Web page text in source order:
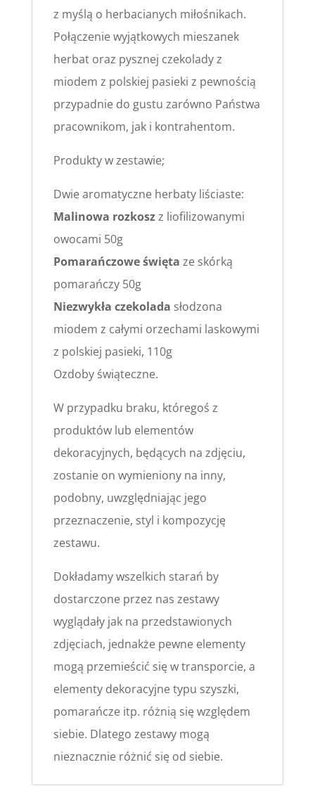
z myślą o herbacianych miłośnikach.
Połączenie wyjątkowych mieszanek
herbat oraz pysznej czekolady z
miodem z polskiej pasieki z pewnością
przypadnie do gustu zarówno Państwa
pracownikom, jak i kontrahentom.
Produkty w zestawie;
Dwie aromatyczne herbaty liściaste:
Malinowa rozkoszz liofilizowanymi
owocami 50g
Pomarańczowe święta ze skórką
pomarańczy 50g
Niezwykła czekolada słodzona
miodem z całymi orzechami laskowymi
z polskiej pasieki, 110g
Ozdoby świąteczne.
W przypadku braku, któregoś z
produktów lub elementów
dekoracyjnych, będących na zdjęciu,
zostanie on wymieniony na inny,
podobny, uwzględniając jego
przeznaczenie, styl i kompozycję
zestawu.
Dokładamy wszelkich starań by
dostarczone przez nas zestawy
wyglądały jak na przedstawionych
zdjęciach, jednakże pewne elementy
mogą przemieścić się w transporcie, a
elementy dekoracyjne typu szyszki,
pomarańcze itp. różnią się względem
siebie. Dlatego zestawy mogą
nieznacznie różnić się od siebie.